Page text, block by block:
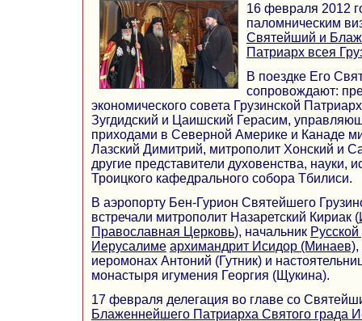
16 февраля 2012
паломническим
Святейший и
Патриарх всея
В поездке Его
сопровождают:
экономического совета Грузинской
Зугдидский и Цаишский Герасим,
приходами в Северной Америке и Канаде
Лазский Димитрий, митрополит Хонский и
другие представители духовенства, науки,
Троицкого кафедрального собора Тбилиси.
В аэропорту Бен-Гурион Святейшего
встречали митрополит Назаретский Кириак (
Православная Церковь), начальник
Иерусалиме архимандрит Исидор (Минаев),
иеромонах Антоний (Гутник) и
монастыря игумения Георгия (Щукина).
17 февраля делегация во главе со
Блаженнейшего Патриарха Святого града